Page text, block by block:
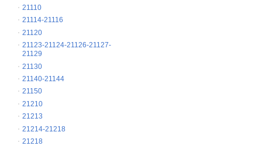
21110
21114-21116
21120
21123-21124-21126-21127-
21129
21130
21140-21144
21150
21210
21213
21214-21218
21218